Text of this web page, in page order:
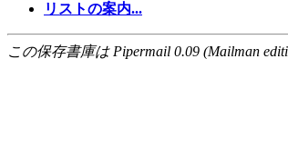
リストの案内...
この保存書庫は Pipermail 0.09 (Mailman